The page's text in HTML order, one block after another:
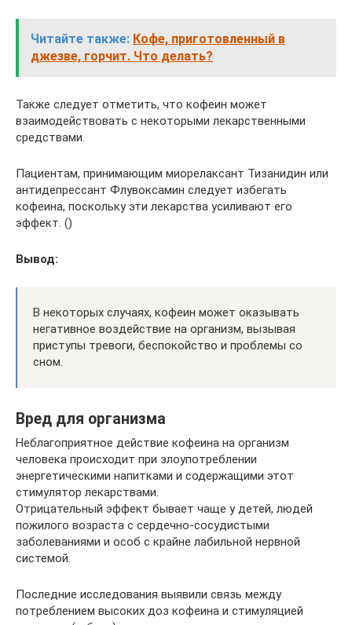
Читайте также: Кофе, приготовленный в
джезве, горчит. Что делать?
Также следует отметить, что кофеин может
взаимодействовать с некоторыми лекарственными
средствами.
Пациентам, принимающим миорелаксант Тизанидин или
антидепрессант Флувоксамин следует избегать
кофеина, поскольку эти лекарства усиливают его
эффект. ()
Вывод:
В некоторых случаях, кофеин может оказывать
негативное воздействие на организм, вызывая
приступы тревоги, беспокойство и проблемы со
сном.
Вред для организма
Неблагоприятное действие кофеина на организм
человека происходит при злоупотреблении
энергетическими напитками и содержащими этот
стимулятор лекарствами.
Отрицательный эффект бывает чаще у детей, людей
пожилого возраста с сердечно-сосудистыми
заболеваниями и особ с крайне лабильной нервной
системой.
Последние исследования выявили связь между
потреблением высоких доз кофеина и стимуляцией